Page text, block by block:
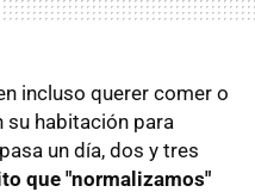
incluso querer comer o
su habitación para
un día, dos y tres
que "normalizamos"